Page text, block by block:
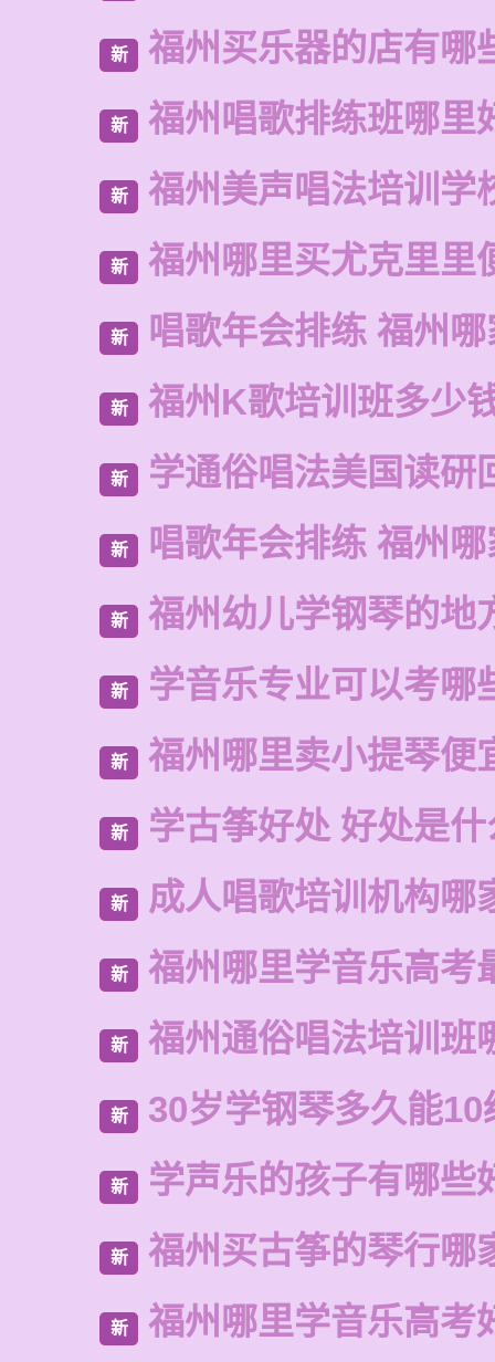
新 福州买乐器的店有哪
新 福州唱歌排练班哪里
新 福州美声唱法培训学
新 福州哪里买尤克里里
新 唱歌年会排练 福州
新 福州K歌培训班多少
新 学通俗唱法美国读研
新 唱歌年会排练 福州
新 福州幼儿学钢琴的地
新 学音乐专业可以考哪
新 福州哪里卖小提琴便
新 学古筝好处 好处是什
新 成人唱歌培训机构哪
新 福州哪里学音乐高考
新 福州通俗唱法培训班
新 30岁学钢琴多久能10
新 学声乐的孩子有哪些
新 福州买古筝的琴行哪
新 福州哪里学音乐高考